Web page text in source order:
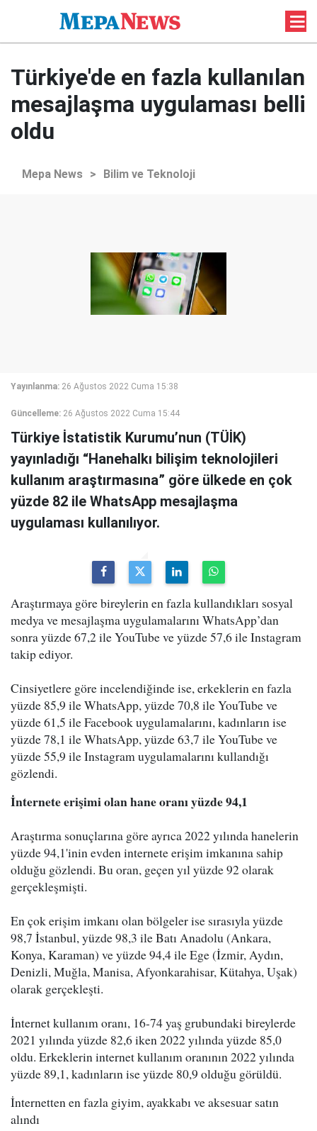
Türkiye'de en fazla kullanılan
mesajlaşma uygulaması belli
oldu
Mepa News > Bilim ve Teknoloji
Yayınlanma: 26 Ağustos 2022 Cuma 15:38
Güncelleme: 26 Ağustos 2022 Cuma 15:44
Türkiye İstatistik Kurumu’nun (TÜİK)
yayınladığı “Hanehalkı bilişim teknolojileri
kullanım araştırmasına” göre ülkede en çok
yüzde 82 ile WhatsApp mesajlaşma
uygulaması kullanılıyor.
Araştırmaya göre bireylerin en fazla kullandıkları sosyal
medya ve mesajlaşma uygulamalarını WhatsApp’dan
sonra yüzde 67,2 ile YouTube ve yüzde 57,6 ile Instagram
takip ediyor.
Cinsiyetlere göre incelendiğinde ise, erkeklerin en fazla
yüzde 85,9 ile WhatsApp, yüzde 70,8 ile YouTube ve
yüzde 61,5 ile Facebook uygulamalarını, kadınların ise
yüzde 78,1 ile WhatsApp, yüzde 63,7 ile YouTube ve
yüzde 55,9 ile Instagram uygulamalarını kullandığı
gözlendi.
İnternete erişimi olan hane oranı yüzde 94,1
Araştırma sonuçlarına göre ayrıca 2022 yılında hanelerin
yüzde 94,1'inin evden internete erişim imkanına sahip
olduğu gözlendi. Bu oran, geçen yıl yüzde 92 olarak
gerçekleşmişti.
En çok erişim imkanı olan bölgeler ise sırasıyla yüzde
98,7 İstanbul, yüzde 98,3 ile Batı Anadolu (Ankara,
Konya, Karaman) ve yüzde 94,4 ile Ege (İzmir, Aydın,
Denizli, Muğla, Manisa, Afyonkarahisar, Kütahya, Uşak)
olarak gerçekleşti.
İnternet kullanım oranı, 16-74 yaş grubundaki bireylerde
2021 yılında yüzde 82,6 iken 2022 yılında yüzde 85,0
oldu. Erkeklerin internet kullanım oranının 2022 yılında
yüzde 89,1, kadınların ise yüzde 80,9 olduğu görüldü.
İnternetten en fazla giyim, ayakkabı ve aksesuar satın
alındı